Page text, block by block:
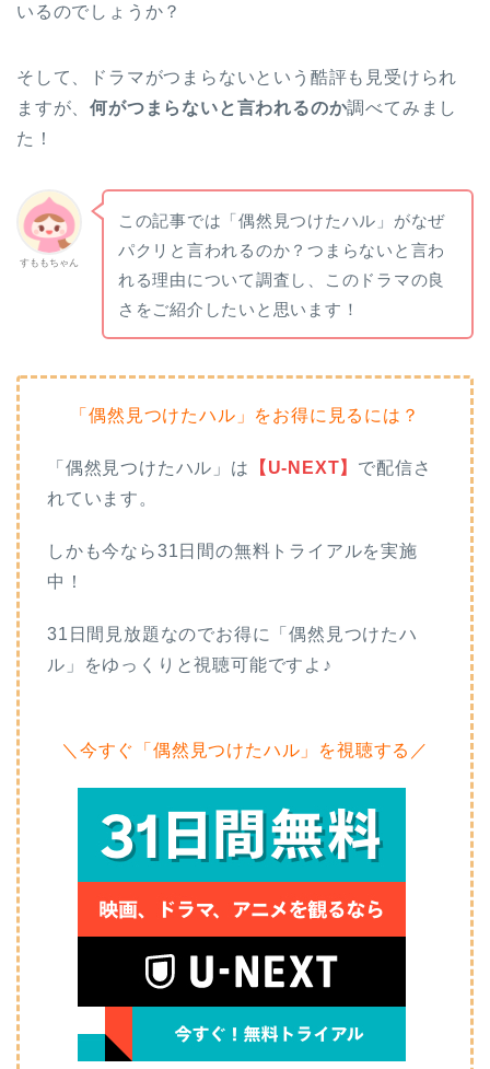
いるのでしょうか？
そして、ドラマがつまらないという酷評も見受けられ
ますが、何がつまらないと言われるのか調べてみまし
た！
すももちゃん
この記事では「偶然見つけたハル」がなぜ
パクリと言われるのか？つまらないと言わ
れる理由について調査し、このドラマの良
さをご紹介したいと思います！
「偶然見つけたハル」をお得に見るには？
「偶然見つけたハル」は 【U-NEXT】 で配信さ
れています。
しかも今なら31日間の無料トライアルを実施
中！
31日間見放題なのでお得に「偶然見つけたハ
ル」をゆっくりと視聴可能ですよ♪
＼今すぐ「偶然見つけたハル」を視聴する／